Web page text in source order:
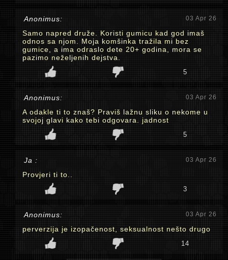
Anonimus: 03 Apr 26
Samo napred druže. Koristi gumicu kad god imaš
odnos sa njom. Moja komšinka tražila mi bez
gumice, a ima odraslo dete 20+ godina, mora se
pazimo neželjenih dejstva.
5
Anonimus: 03 Apr 26
A odakle ti to znaš? Praviš lažnu sliku o nekome u
svojoj glavi kako tebi odgovara. jadnost
5
Ja : 03 Apr 26
Provjeri ti to..
3
Anonimus: 03 Apr 26
perverzija je izopačenost, seksualnost nešto drugo
14